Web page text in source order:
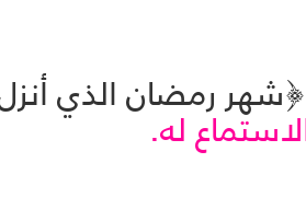
رمضان الذي
له.